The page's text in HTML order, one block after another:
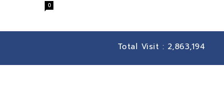
0
Total Visit : 2,863,194